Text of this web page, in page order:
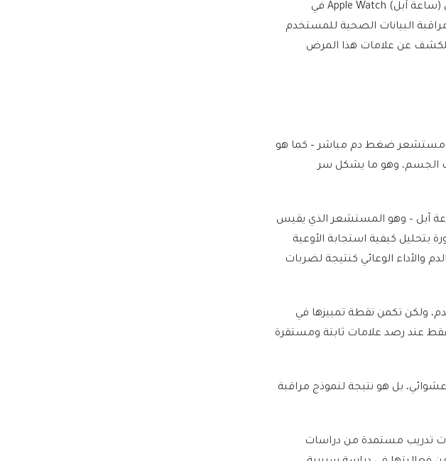
ثابتة تشير إلى حالة مزمنة. وبمجرد وصول هذه الميزة إلى مستخدمي (ساعة آبل) Apple Watch في
البيانات الصحية للمستخدم
للكشف عن علامات هذا المرض
مستشعر ضغط دم مباشر – كما هو
الجسم، وهو ما يشكل سر
آبل – وهو المستشعر الذي يقيس
بتحليل كيفية استجابة الأوعية
والأداء الوعائي كنتيجة لضربات
ولكن تكمن نقطة تمييزها في
بحيث تُصدر الإشعار فقط عند رصد علامات ثابتة ومستقرة
بل هو نتيجة لنموذج مراقبة
تدريب مستمدة من دراسات